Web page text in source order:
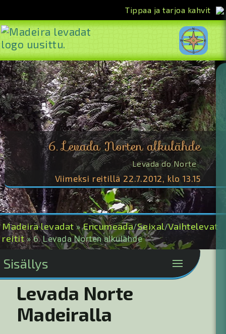
Tippaa ja tarjoa kahvit
<<
6. Levada Norten alkulähde
Levada do Norte
Viimeksi reitillä 22.7.2012, klo 13.15
Madeira levadat»Encumeada/Seixal/Vaihtelevat
reitit» 6. Levada Norten alkulähde
Sisällys
Levada Norte
Madeiralla